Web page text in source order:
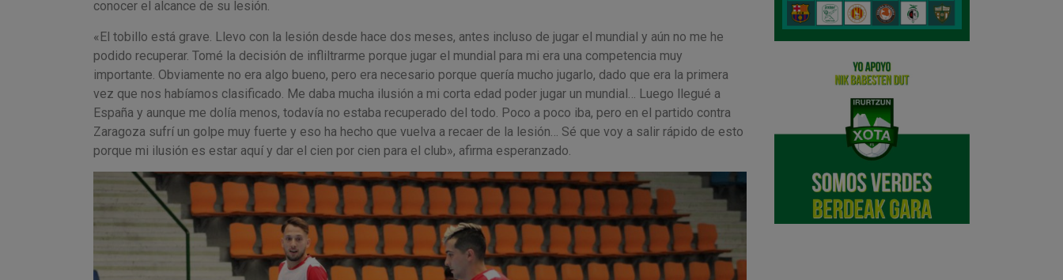
conocer el alcance de su lesión.
«El tobillo está grave. Llevo con la lesión desde hace dos meses, antes incluso de jugar el mundial y aún no me he
podido recuperar. Tomé la decisión de infliltrarme porque jugar el mundial para mi era una competencia muy
importante. Obviamente no era algo bueno, pero era necesario porque quería mucho jugarlo, dado que era la primera
vez que nos habíamos clasificado. Me daba mucha ilusión a mi corta edad poder jugar un mundial… Luego llegué a
España y aunque me dolía menos, todavía no estaba recuperado del todo. Poco a poco iba, pero en el partido contra
Zaragoza sufrí un golpe muy fuerte y eso ha hecho que vuelva a recaer de la lesión… Sé que voy a salir rápido de esto
porque mi ilusión es estar aquí y dar el cien por cien para el club», afirma esperanzado.